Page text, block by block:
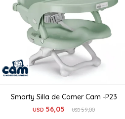
Smarty Silla de Comer Cam -P23
USD 56,05 USD59,00